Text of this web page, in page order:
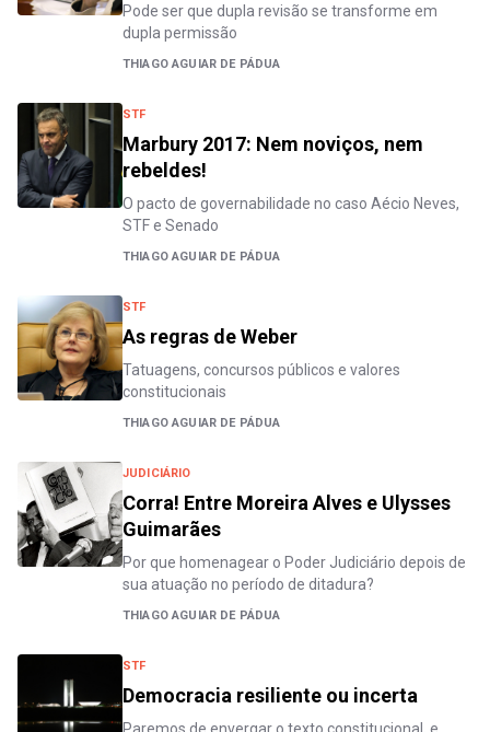
Pode ser que dupla revisão se transforme em
dupla permissão
THIAGO AGUIAR DE PÁDUA
STF
Marbury 2017: Nem noviços, nem
rebeldes!
O pacto de governabilidade no caso Aécio Neves,
STF e Senado
THIAGO AGUIAR DE PÁDUA
STF
As regras de Weber
Tatuagens, concursos públicos e valores
constitucionais
THIAGO AGUIAR DE PÁDUA
JUDICIÁRIO
Corra! Entre Moreira Alves e Ulysses
Guimarães
Por que homenagear o Poder Judiciário depois de
sua atuação no período de ditadura?
THIAGO AGUIAR DE PÁDUA
STF
Democracia resiliente ou incerta